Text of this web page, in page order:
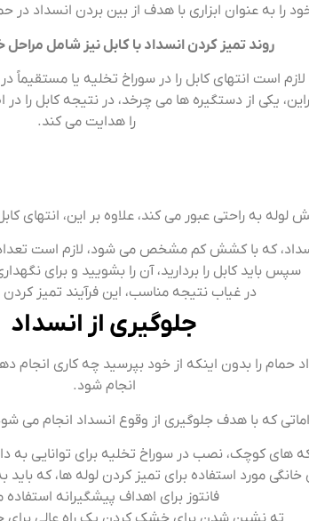
به عنوان ابزاری با هدف از بین بردن انسداد در
روند تمیز کردن انسداد با کابل نیز شامل
لازم است انتهای کابل را در سوراخ تخلیه یا مستقیماً
یکی از دستگیره ها می چرخد، در نتیجه کابل
را هدایت می کند.
به راحتی عبور می کند، علاوه بر این،
که با کشش کم مشخص می شود، لازم است
سپس باید کابل را بردارید، آن را بشویید و برای
در غیاب نتیجه مناسب، این فرآیند تمیز کردن
جلوگیری از انسداد
را بدون اینکه از خود بپرسید چه کاری انجام
انجام شود.
که با هدف جلوگیری از وقوع انسداد انجام می
های کوچک، نصب در سوراخ تخلیه برای توانایی به
خانگی مورد استفاده برای تمیز کردن لوله ها، که
فانتوز برای اهداف پیشگیرانه